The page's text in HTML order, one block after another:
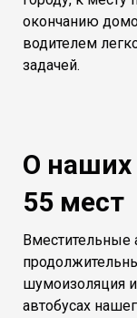
окончанию
водителем
задачей.
О наших
55 мест
Вместительные
шумоизоляция
автобусах